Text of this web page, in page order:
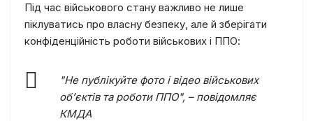
Під час військового стану важливо не лише
піклуватись про власну безпеку, але й зберігати
конфіденційність роботи військових і ППО:
"Не публікуйте фото і відео військових
об’єктів та роботи ППО", – повідомляє
КМДА